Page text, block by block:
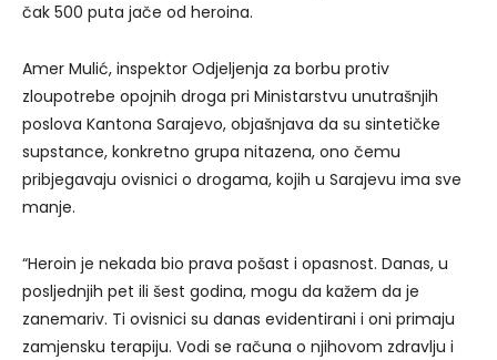
čak 500 puta jače od heroina.
Amer Mulić, inspektor Odjeljenja za borbu protiv
zloupotrebe opojnih droga pri Ministarstvu unutrašnjih
poslova Kantona Sarajevo, objašnjava da su sintetičke
supstance, konkretno grupa nitazena, ono čemu
pribjegavaju ovisnici o drogama, kojih u Sarajevu ima sve
manje.
“Heroin je nekada bio prava pošast i opasnost. Danas, u
posljednjih pet ili šest godina, mogu da kažem da je
zanemariv. Ti ovisnici su danas evidentirani i oni primaju
zamjensku terapiju. Vodi se računa o njihovom zdravlju i